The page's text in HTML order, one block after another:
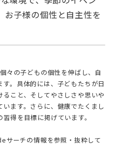
お子様の個性と自主性を
。具体的には、子どもたちが日
こと、そしてやさしさや思いや
ます。さらに、健康でたくまし
得を目標に掲げています。
サーチの情報を参照・抜粋して